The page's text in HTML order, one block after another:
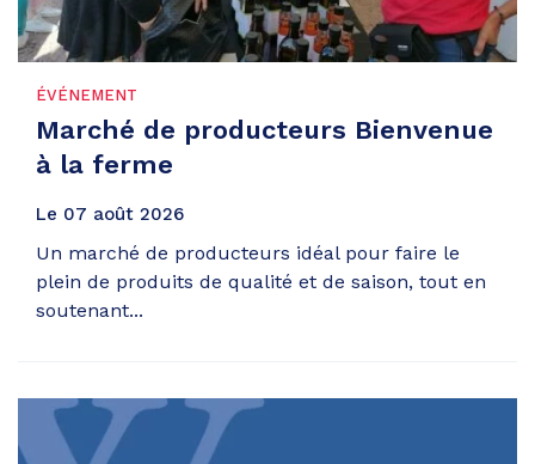
ÉVÉNEMENT
Marché de producteurs Bienvenue
à la ferme
Le 07 août 2026
Un marché de producteurs idéal pour faire le
plein de produits de qualité et de saison, tout en
soutenant...